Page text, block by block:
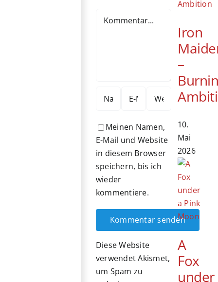
Meinen Namen,
E-Mail und Website
in diesem Browser
speichern, bis ich
wieder
kommentiere.
Diese Website
verwendet Akismet,
um Spam zu
Iron
–
10.
Mai
2026
A
Fox
under